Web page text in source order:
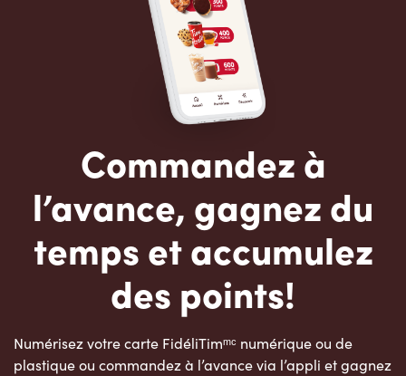
Commandez à
l’avance, gagnez du
temps et accumulez
des points!
Numérisez votre carte FidéliTimᵐᶜ numérique ou de
plastique ou commandez à l’avance via l’appli et gagnez